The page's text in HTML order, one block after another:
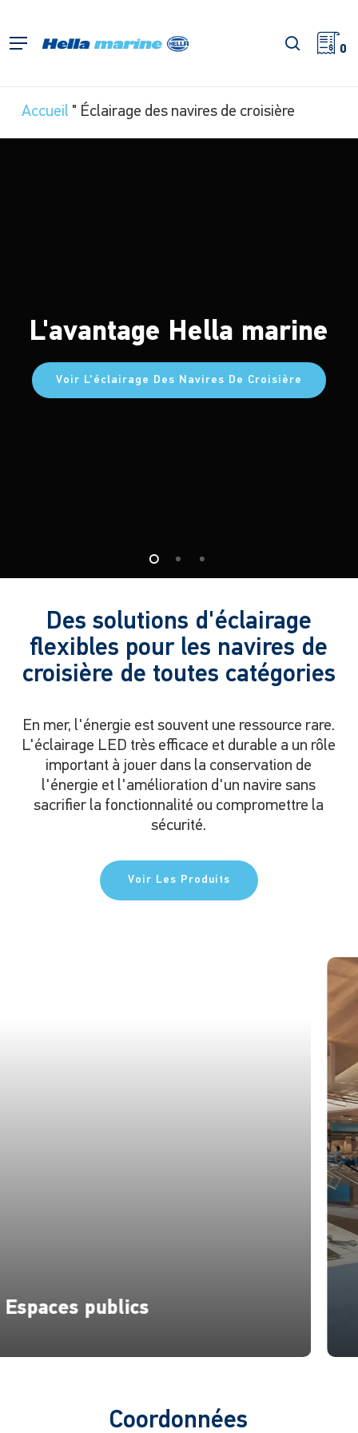
l'accueil
Menu 0
Accueil" Éclairage des navires de croisière
L'avantage Hella marine
Voir L'éclairage Des Navires De Croisière
Des solutions d'éclairage
flexibles pour les navires de
croisière de toutes catégories
En mer, l'énergie est souvent une ressource rare.
L'éclairage LED très efficace et durable a un rôle
important à jouer dans la conservation de
l'énergie et l'amélioration d'un navire sans
sacrifier la fonctionnalité ou compromettre la
sécurité.
Voir Les Produits
Espaces publics
Coordonnées